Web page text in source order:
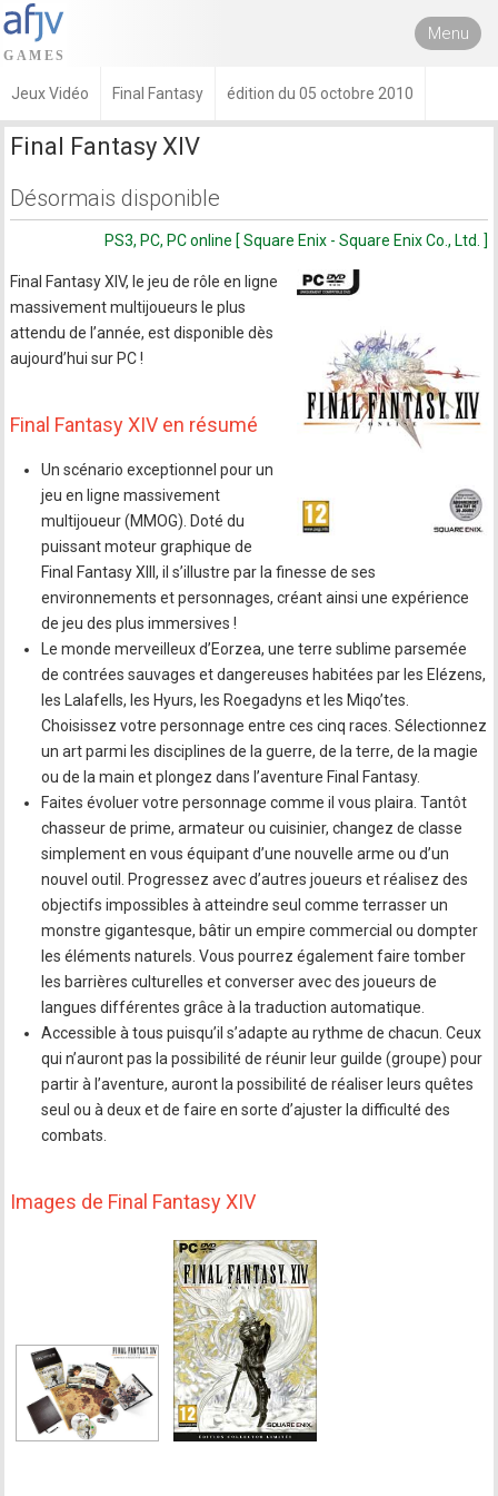
Menu
Jeux Vidéo Final Fantasy édition du 05 octobre 2010
Final Fantasy XIV
Désormais disponible
PS3, PC, PC online [ Square Enix - Square Enix Co., Ltd. ]
Final Fantasy XIV, le jeu de rôle en ligne
massivement multijoueurs le plus
attendu de l’année, est disponible dès
aujourd’hui sur PC !
Final Fantasy XIV en résumé
Un scénario exceptionnel pour un
jeu en ligne massivement
multijoueur (MMOG). Doté du
puissant moteur graphique de
Final Fantasy XIII, il s’illustre par la finesse de ses
environnements et personnages, créant ainsi une expérience
de jeu des plus immersives !
Le monde merveilleux d’Eorzea, une terre sublime parsemée
de contrées sauvages et dangereuses habitées par les Elézens,
les Lalafells, les Hyurs, les Roegadyns et les Miqo’tes.
Choisissez votre personnage entre ces cinq races. Sélectionnez
un art parmi les disciplines de la guerre, de la terre, de la magie
ou de la main et plongez dans l’aventure Final Fantasy.
Faites évoluer votre personnage comme il vous plaira. Tantôt
chasseur de prime, armateur ou cuisinier, changez de classe
simplement en vous équipant d’une nouvelle arme ou d’un
nouvel outil. Progressez avec d’autres joueurs et réalisez des
objectifs impossibles à atteindre seul comme terrasser un
monstre gigantesque, bâtir un empire commercial ou dompter
les éléments naturels. Vous pourrez également faire tomber
les barrières culturelles et converser avec des joueurs de
langues différentes grâce à la traduction automatique.
Accessible à tous puisqu’il s’adapte au rythme de chacun. Ceux
qui n’auront pas la possibilité de réunir leur guilde (groupe) pour
partir à l’aventure, auront la possibilité de réaliser leurs quêtes
seul ou à deux et de faire en sorte d’ajuster la difficulté des
combats.
Images de Final Fantasy XIV